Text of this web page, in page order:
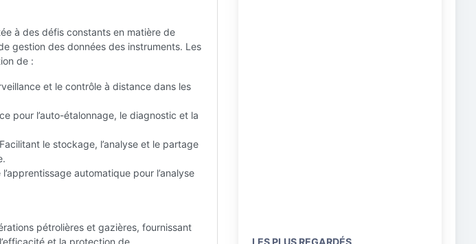
à des défis constants en matière de
gestion des données des instruments. Les
de :
et le contrôle à distance dans les
pour l’auto-étalonnage, le diagnostic et la
Facilitant le stockage, l’analyse et le partage
automatique pour l’analyse
pétrolières et gazières, fournissant
et la protection de
LES PLUS REGARDÉS